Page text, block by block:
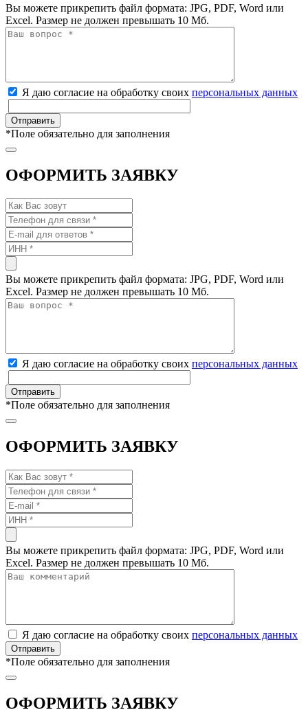
Вы можете прикрепить файл формата: JPG, PDF, Word или
Excel. Размер не должен превышать 10 Мб.
Я даю согласие на обработку своих персональных данных
*Поле обязательно для заполнения
ОФОРМИТЬ ЗАЯВКУ
Вы можете прикрепить файл формата: JPG, PDF, Word или
Excel. Размер не должен превышать 10 Мб.
Я даю согласие на обработку своих персональных данных
*Поле обязательно для заполнения
ОФОРМИТЬ ЗАЯВКУ
Вы можете прикрепить файл формата: JPG, PDF, Word или
Excel. Размер не должен превышать 10 Мб.
Я даю согласие на обработку своих персональных данных
*Поле обязательно для заполнения
ОФОРМИТЬ ЗАЯВКУ